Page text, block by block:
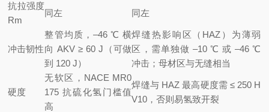
抗拉强度
Rm
同左 同左
冲击韧性
整管均质，–46 ℃ 横
向 AKV ≥ 60 J（可做
到 120 J）
焊缝热影响区（HAZ）为薄弱
区，需单独做 –10 ℃ 或 –46 ℃
冲击；母材区与无缝相当
硬度
无软区，NACE MR0
175 抗硫化氢门槛值
高
焊缝与 HAZ 最高硬度需 ≤ 250 H
V10，否则易氢致开裂